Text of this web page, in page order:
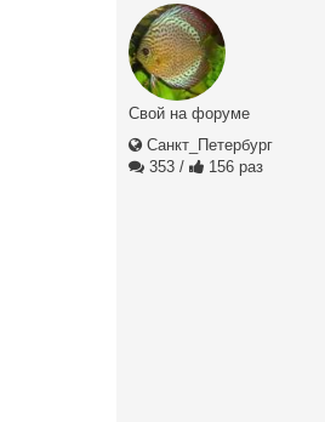
Свой на форуме
Санкт_Петербург
353 / 156 раз